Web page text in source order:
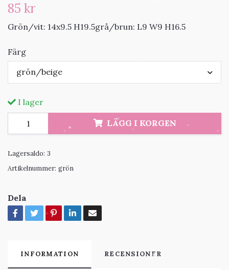
85 kr
Grön/vit: 14x9.5 H19.5grå/brun: L9 W9 H16.5
Färg
grön/beige
I lager
LÄGG I KORGEN
Lagersaldo: 3
Artikelnummer: grön
Dela
INFORMATION RECENSIONER